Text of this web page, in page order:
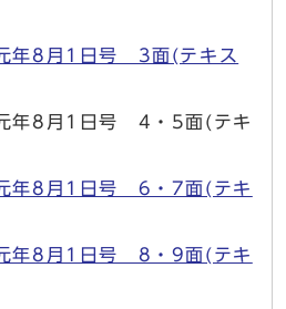
年8月1日号 3面(テキス
年8月1日号 4・5面(テキ
年8月1日号 6・7面(テキ
年8月1日号 8・9面(テキ